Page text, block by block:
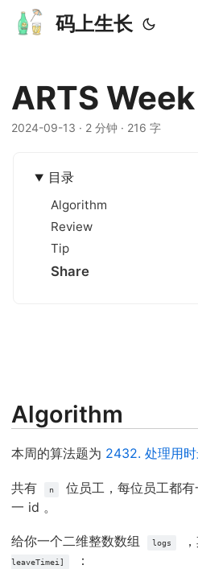
码上生长
ARTS
2024-09-13 · 2 分钟 · 216 字
目录
Algorithm
Review
Tip
Share
Algorithm
本周的算法题为 2432. 处理用
共有 n 位员工，每位员工都有
一 id 。
给你一个二维整数数组 logs
leaveTimei] ：